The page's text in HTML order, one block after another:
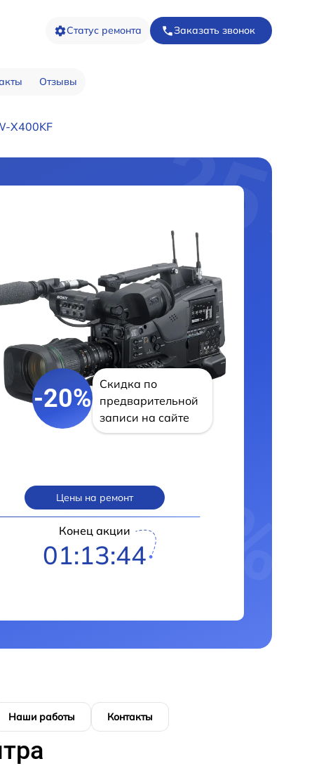
Статус ремонта Заказать звонок
Отзывы
X400KF
-20%
Скидка по
предварительной
записи на сайте
Цены на ремонт
Конец акции
01:13:43
Наши работы Контакты